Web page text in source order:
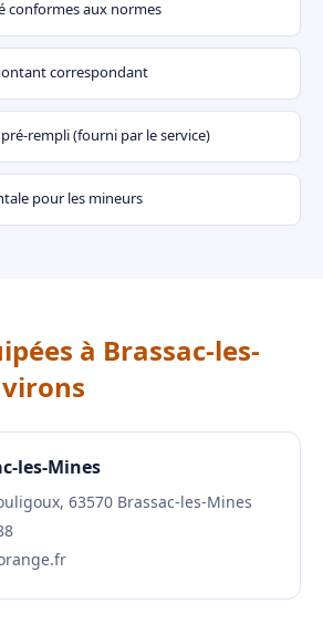
conformes aux normes
correspondant
pré-rempli (fourni par le service)
pour les mineurs
à Brassac-les-
les-Mines
63570 Brassac-les-Mines